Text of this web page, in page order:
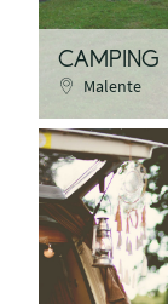
CAMPING
Malente